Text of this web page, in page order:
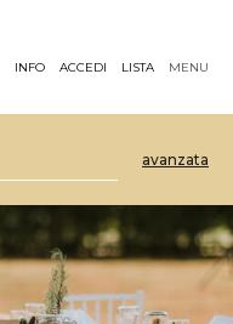
INFO ACCEDI LISTA MENU
avanzata